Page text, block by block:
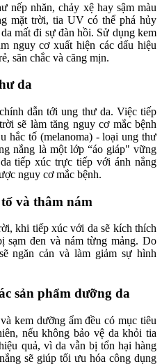
nếp nhăn, chảy xệ hay sậm màu
mặt trời, tia UV có thể phá hủy
mất đi sự đàn hồi. Sử dụng kem
nguy cơ xuất hiện các dấu hiệu
săn chắc và căng mịn.
da
dẫn tới ung thư da. Việc tiếp
sẽ làm tăng nguy cơ mắc bệnh
hắc tố (melanoma) - loại ung thư
nắng là một lớp “áo giáp" vững
tiếp xúc trực tiếp với ánh nắng
nguy cơ mắc bệnh.
và thâm nám
khi tiếp xúc với da sẽ kích thích
sạm đen và nám từng mảng. Do
ngăn cản và làm giảm sự hình
sản phẩm dưỡng da
kem dưỡng ẩm đều có mục tiêu
nếu không bảo vệ da khỏi tia
quả, vì da vẫn bị tổn hại hàng
sẽ giúp tối ưu hóa công dụng